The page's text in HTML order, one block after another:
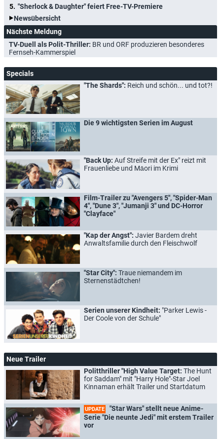
"Sherlock & Daughter" feiert Free-TV-Premiere
Newsübersicht
Nächste Meldung
TV-Duell als Polit-Thriller: BR und ORF produzieren besonderes
Fernseh-Kammerspiel
Specials
"The Shards": Reich und schön... und tot?!
Die 9 wichtigsten Serien im August
"Back Up: Auf Streife mit der Ex" reizt mit
Frauenliebe und Māori im Krimi
Film-Trailer zu "Avengers 5", "Spider-Man
4", "Dune 3", "Jumanji 3" und DC-Horror
"Clayface"
"Kap der Angst": Javier Bardem dreht
Anwaltsfamilie durch den Fleischwolf
"Star City": Traue niemandem im
Sternenstädtchen!
Serien unserer Kindheit: "Parker Lewis -
Der Coole von der Schule"
Neue Trailer
Politthriller "High Value Target: The Hunt
for Saddam" mit "Harry Hole"-Star Joel
Kinnaman erhält Trailer und Startdatum
UPDATE
"Star Wars" stellt neue Anime-
Serie "Die neunte Jedi" mit erstem Trailer
vor